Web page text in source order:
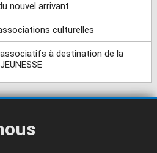
nouvel arrivant
culturelles
à destination de la
JEUNESSE